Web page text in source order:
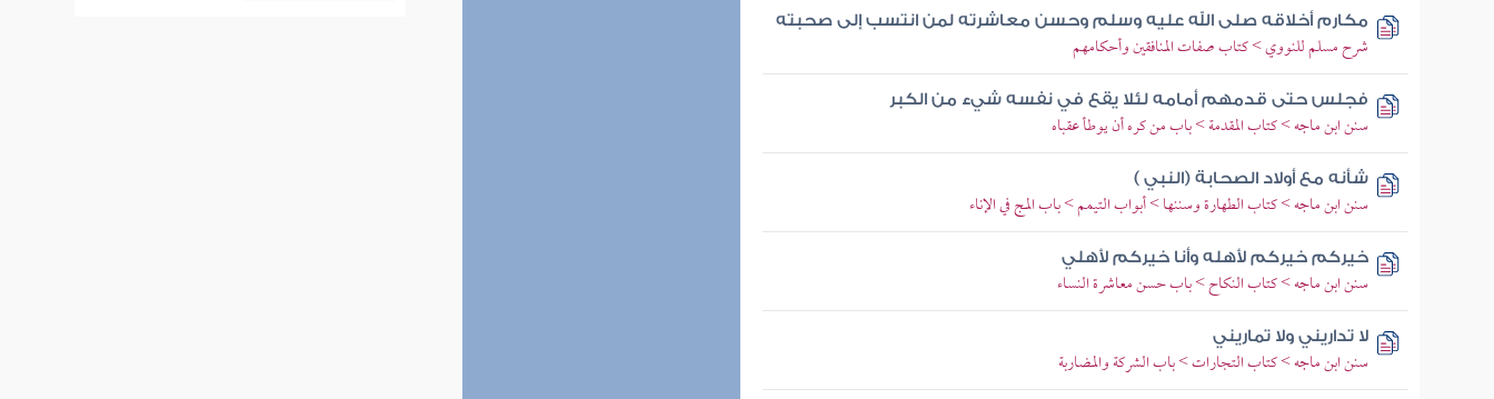
مكارم أخلاقه صلى الله عليه وسلم وحسن معاشرته لمن انتسب إلى صحبته
شرح مسلم للنووي > كتاب صفات المنافقين وأحكامهم
فجلس حتى قدمهم أمامه لئلا يقع في نفسه شيء من الكبر
سنن ابن ماجه > كتاب المقدمة > باب من كره أن يوطأ عقباه
شأنه مع أولاد الصحابة (النبي )
سنن ابن ماجه > كتاب الطهارة وسننها > أبواب التيمم > باب المج في الإناء
خيركم خيركم لأهله وأنا خيركم لأهلي
سنن ابن ماجه > كتاب النكاح > باب حسن معاشرة النساء
لا تداريني ولا تماريني
سنن ابن ماجه > كتاب التجارات > باب الشركة والمضاربة